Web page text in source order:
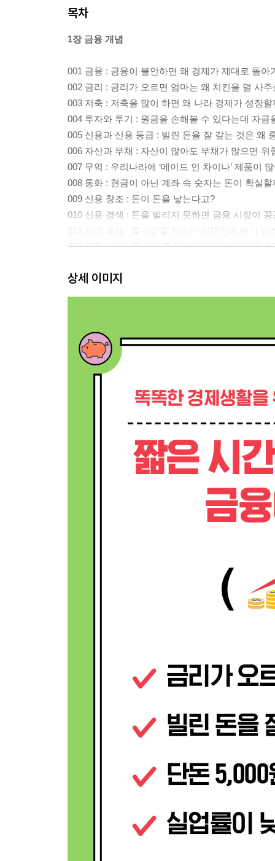
목차
1장 금융 개념
001 금융 : 금융이 불안하면 왜 경제가 제대로 돌아
002 금리 : 금리가 오르면 엄마는 왜 치킨을 덜 사주
003 저축 : 저축을 많이 하면 왜 나라 경제가 성장할
004 투자와 투기 : 원금을 손해볼 수 있다는데 자금
005 신용과 신용 등급 : 빌린 돈을 잘 갚는 것은 왜
006 자산과 부채 : 자산이 많아도 부채가 많으면 위
007 무역 : 우리나라에 ‘메이드 인 차이나’ 제품이
008 통화 : 현금이 아닌 계좌 속 숫자는 돈이 확실할
009 신용 창조 : 돈이 돈을 낳는다고?
010 신용 경색 : 돈을 빌리지 못하면 금융 시장이
012 금융 시장 : 돈 거래를 하려면 어디로 가야 하죠
014 회계 : 기업이나 정부도 가계부를 적는다고요?
금융으로 세상 읽기 Ⅰ 재무제표도 화장을 한다고
015 예금과 적금 : 저축으로 풍차를 돌린다고?
016 대출 : 빨리 많이 대출받을 수 있다면 좋은 것
017 주식 : 기업의 가치를 돈으로 살 수 있다고요?
018 펀드 : 티끌 모아 태산을 만들어 주는 금융 상
019 채권 : 이자만 많이 준다면 아무에게나 돈을 빌
020 파생 상품 : 인기 많은 굿즈를 선점하고 싶은
021 보험 : 갑자기 생길 수 있는 사고에 대비하려면?
022 신용 카드와 체크 카드 : 현금이 있어도 굳이
023 청약 통장 : 아파트를 살 수 있는 통장이 있다?
024 노후 연금 : 왜 나라에서는 의무적으로 국민
금융으로 세상 읽기 Ⅱ 적극적인 주주의 기업 가치
025 금융의 여명기 : 유대인 대금업자들이 악독한
026 십자군 원정 : 십자군은 어떻게 금융의 달인이
027 대항해 시대 : 유럽의 후추 사랑 때문에 은행이
030 브레턴우즈 체제 : 미국 달러화는 어떻게 세계
031 1929년 대공황 : 1929년 미국 경제 위기는 왜
034 2002년 신용 카드 대란 : “여러분 부자되세요”
035 2007~2008년 세계 금융 위기 : 미국 부동산
금융으로 세상 읽기 Ⅲ 금융계에 유명한 백조 두
037 로스차일드가 : 유럽 금융계를 호령한 금융 자
상세 이미지